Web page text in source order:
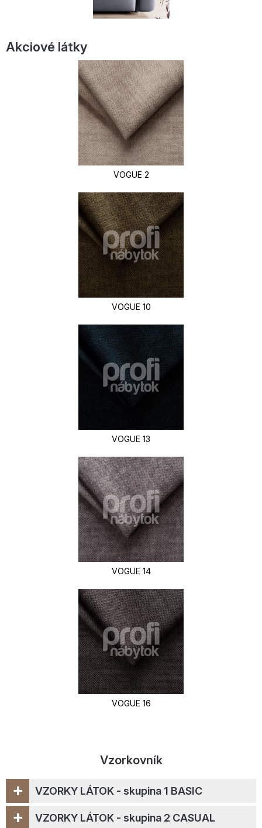
Akciové látky
VOGUE 2
VOGUE 10
VOGUE 13
VOGUE 14
VOGUE 16
Vzorkovník
VZORKY LÁTOK - skupina 1 BASIC
+
VZORKY LÁTOK - skupina 2 CASUAL
+